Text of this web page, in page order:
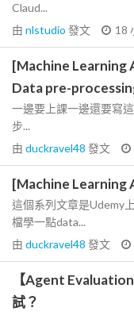
Claud...
由 nlstudio 發文 18
[Machine Learning
Data pre-
一邊要上課一邊還要寫
步...
由 duckravel48 發文
[Machine Learning
這個系列文章是Udemy
檔學一點data...
由 duckravel48 發文
【Agent
試？